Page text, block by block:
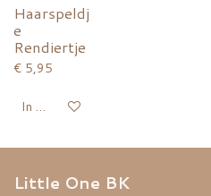
Haarspeldj
e
Rendiertje
€ 5,95
In winkelwagen
Little One BK